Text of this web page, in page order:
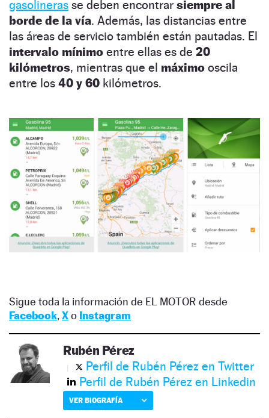
gasolineras se deben encontrar siempre al
borde de la vía. Además, las distancias entre
las áreas de servicio también están pautadas. El
intervalo mínimo entre ellas es de 20
kilómetros, mientras que el máximo oscila
entre los 40 y 60 kilómetros.
Sigue toda la información de EL MOTOR desde
Facebook, Xo Instagram
Rubén Pérez
Perfil de Rubén Pérez en Twitter
Perfil de Rubén Pérez en Linkedin
VER BIOGRAFÍA